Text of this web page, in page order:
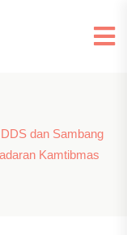
dan Sambang
Kamtibmas